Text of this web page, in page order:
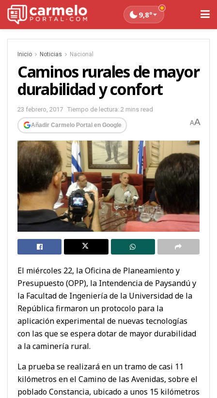
9,8°
Inicio Noticias Nacional
Caminos rurales de mayor
durabilidad y confort
23 febrero, 2017 Tiempo de lectura: 2 mins read
Añadir Carmelo Portal en Google AA
El miércoles 22, la Oficina de Planeamiento y
Presupuesto (OPP), la Intendencia de Paysandú y
la Facultad de Ingeniería de la Universidad de la
República firmaron un protocolo para la
aplicación experimental de nuevas tecnologías
con las que se espera dotar de mayor durabilidad
a la caminería rural.
La prueba se realizará en un tramo de casi 11
kilómetros en el Camino de las Avenidas, sobre el
poblado Constancia, ubicado a unos 15 kilómetros